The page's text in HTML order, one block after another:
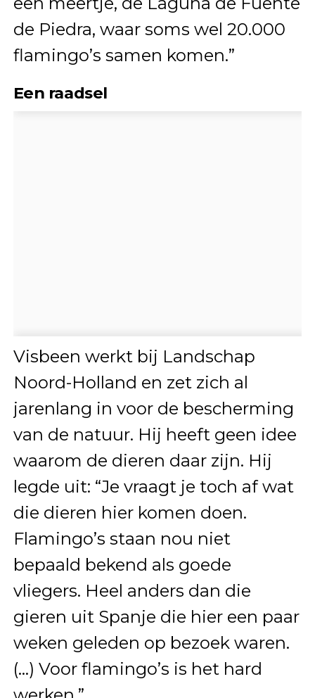
de Piedra, waar soms wel 20.000
flamingo’s samen komen.”
Een raadsel
Visbeen werkt bij Landschap
Noord-Holland en zet zich al
jarenlang in voor de bescherming
van de natuur. Hij heeft geen idee
waarom de dieren daar zijn. Hij
legde uit: “Je vraagt je toch af wat
die dieren hier komen doen.
Flamingo’s staan nou niet
bepaald bekend als goede
vliegers. Heel anders dan die
gieren uit Spanje die hier een paar
weken geleden op bezoek waren.
(…) Voor flamingo’s is het hard